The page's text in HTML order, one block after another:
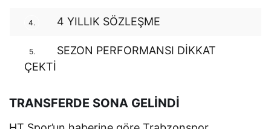
4. 4 YILLIK SÖZLEŞME
5.
SEZON PERFORMANSI DİKKAT
ÇEKTİ
TRANSFERDE SONA GELİNDİ